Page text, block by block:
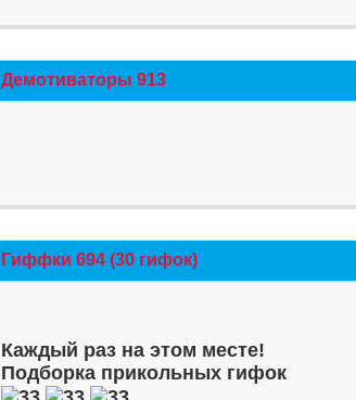
Демотиваторы 913
Гиффки 694 (30 гифок)
Каждый раз на этом месте!
Подборка прикольных гифок